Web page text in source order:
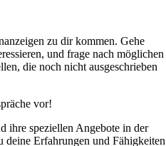
zu dir kommen. Gehe
und frage nach möglichen
die noch nicht ausgeschrieben
vor!
ihre speziellen Angebote in der
Erfahrungen und Fähigkeiten